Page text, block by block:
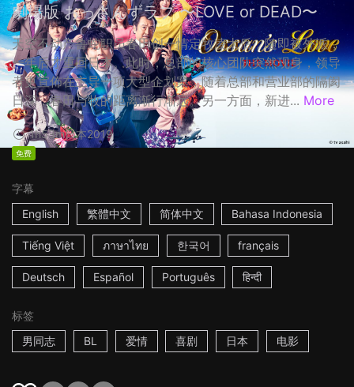
劇場版 おっさんずラブ 〜LOVE or DEAD〜
天空不动产鲁蛇职员春田创一情定牧凌太后，随即被外派，
一年后才重回日本。此时，总部的核心团队突然现身，领导
者更宣佈在主导一项大型企划案，随着总部和营业部的隔阂
日深，春田与牧的距离渐行渐远。另一方面，新进... More
1h53m日本2019
免费
字幕
English
繁體中文 简体中文 Bahasa Indonesia
Tiếng Việt ภาษาไทย 한국어 français
Deutsch Español Português हिन्दी
标签
男同志
BL 爱情 喜剧 日本 电影